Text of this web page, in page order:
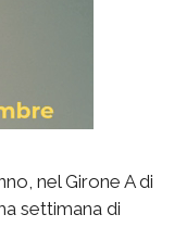
nel Girone A di
settimana di